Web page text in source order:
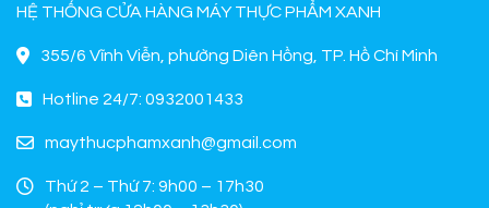
HỆ THỐNG CỬA HÀNG MÁY THỰC PHẨM XANH
355/6 Vĩnh Viễn, phường Diên Hồng, TP. Hồ Chí Minh
Hotline 24/7: 0932001433
maythucphamxanh@gmail.com
Thứ 2 – Thứ 7: 9h00 – 17h30